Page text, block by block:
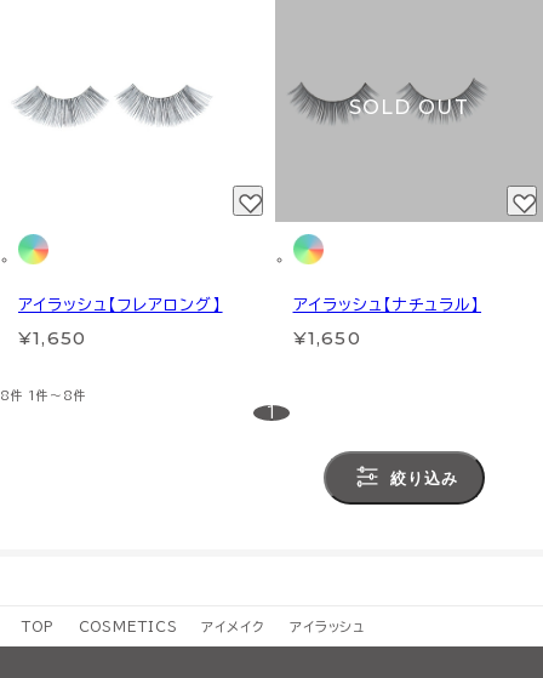
アイラッシュ【フレアロング】
¥1,650
SOLD OUT
アイラッシュ【ナチュラル】
¥1,650
8件 1件～8件
1
絞り込み
TOP COSMETICS アイメイク アイラッシュ